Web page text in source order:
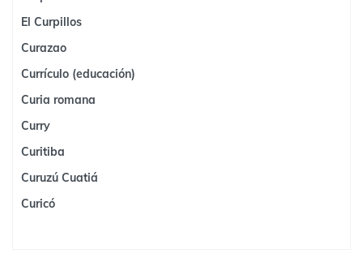
El Curpillos
Curazao
Currículo (educación)
Curia romana
Curry
Curitiba
Curuzú Cuatiá
Curicó